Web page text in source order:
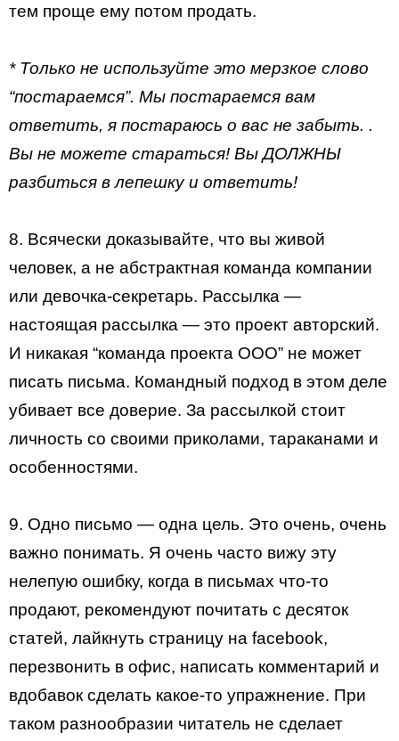
тем проще ему потом продать.
* Только не используйте это мерзкое слово
“постараемся”. Мы постараемся вам
ответить, я постараюсь о вас не забыть. .
Вы не можете стараться! Вы ДОЛЖНЫ
разбиться в лепешку и ответить!
8. Всячески доказывайте, что вы живой
человек, а не абстрактная команда компании
или девочка-секретарь. Рассылка —
настоящая рассылка — это проект авторский.
И никакая “команда проекта ООО” не может
писать письма. Командный подход в этом деле
убивает все доверие. За рассылкой стоит
личность со своими приколами, тараканами и
особенностями.
9. Одно письмо — одна цель. Это очень, очень
важно понимать. Я очень часто вижу эту
нелепую ошибку, когда в письмах что-то
продают, рекомендуют почитать с десяток
статей, лайкнуть страницу на facebook,
перезвонить в офис, написать комментарий и
вдобавок сделать какое-то упражнение. При
таком разнообразии читатель не сделает